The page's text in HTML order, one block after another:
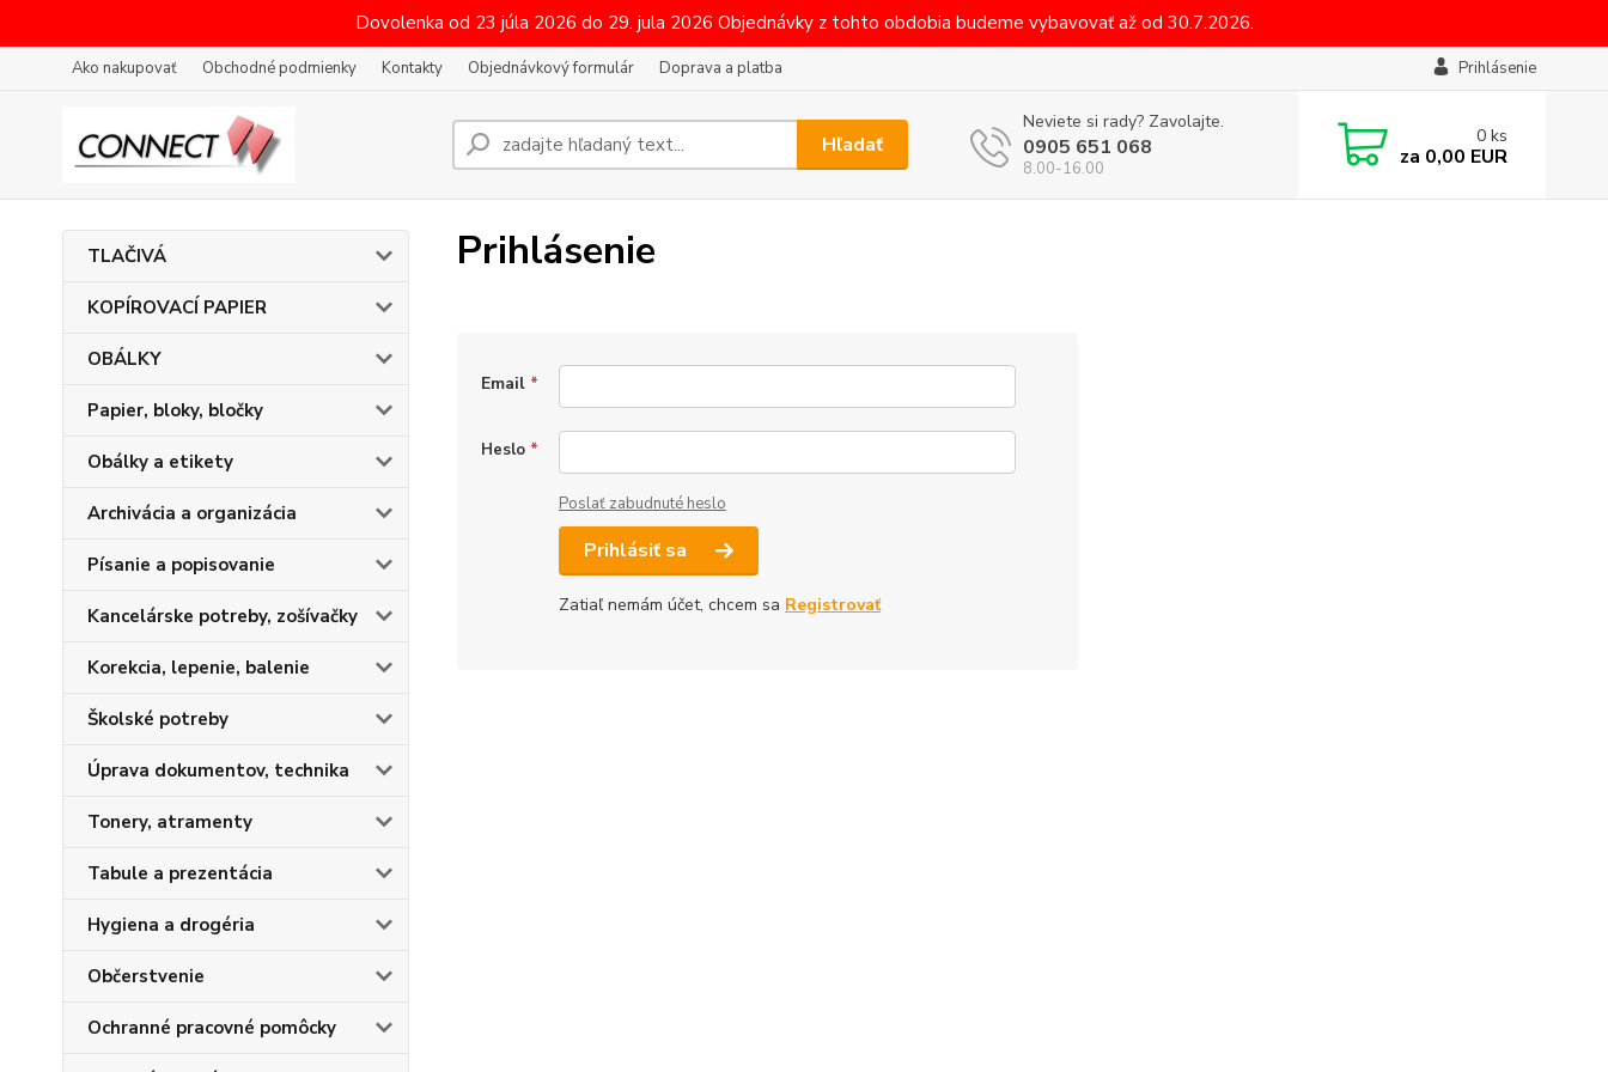
Dovolenka od 23 júla 2026 do 29. jula 2026 Objednávky z tohto obdobia budeme vybavovať až od 30.7.2026.
Ako nakupovať Obchodné podmienky Kontakty Objednávkový formulár Doprava a platba Prihlásenie
Hľadať
Neviete si rady? Zavolajte.
0905 651 068
8.00-16.00
0 ks
za 0,00 EUR
TLAČIVÁ
KOPÍROVACÍ PAPIER
OBÁLKY
Papier, bloky, bločky
Obálky a etikety
Archivácia a organizácia
Písanie a popisovanie
Kancelárske potreby, zošívačky
Korekcia, lepenie, balenie
Školské potreby
Úprava dokumentov, technika
Tonery, atramenty
Tabule a prezentácia
Hygiena a drogéria
Občerstvenie
Ochranné pracovné pomôcky
Prihlásenie
Email *
Heslo *
Poslať zabudnuté heslo
Prihlásiť sa
Zatiaľ nemám účet, chcem sa Registrovať